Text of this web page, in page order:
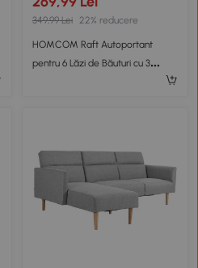
349,99 Lei 22% reducere
HOMCOM Raft Autoportant
pentru 6 Lăzi de Băuturi cu 3